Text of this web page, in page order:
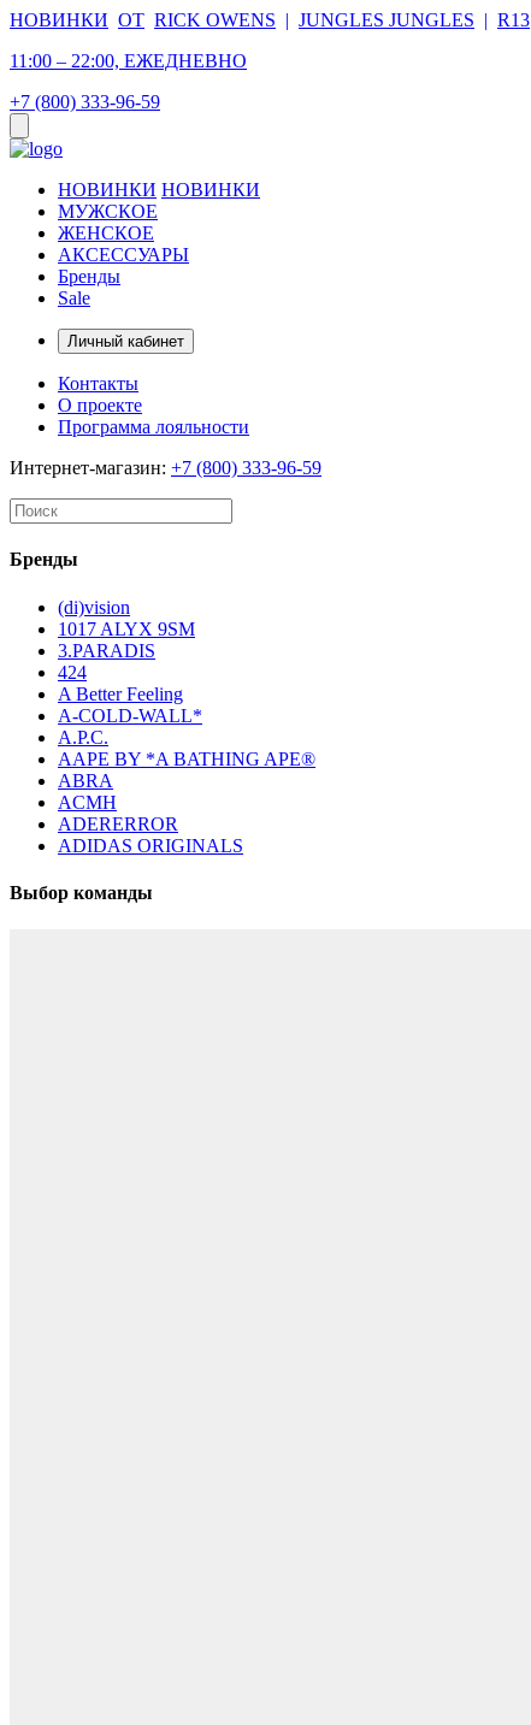
НОВИНКИ ОТ RICK OWENS | JUNGLES JUNGLES | R13
11:00 – 22:00, ЕЖЕДНЕВНО
+7 (800) 333-96-59
НОВИНКИ НОВИНКИ
МУЖСКОЕ
ЖЕНСКОЕ
АКСЕССУАРЫ
Бренды
Sale
Личный кабинет
Контакты
О проекте
Программа лояльности
Интернет-магазин: +7 (800) 333-96-59
Бренды
(di)vision
1017 ALYX 9SM
3.PARADIS
424
A Better Feeling
A-COLD-WALL*
A.P.C.
AAPE BY *A BATHING APE®
ABRA
ACMH
ADERERROR
ADIDAS ORIGINALS
Выбор команды